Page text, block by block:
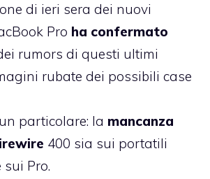
di ieri sera dei nuovi
Pro ha confermato
rumors di questi ultimi
rubate dei possibili case
particolare: la mancanza
400 sia sui portatili
Pro.